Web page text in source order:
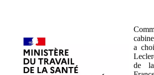
a
de